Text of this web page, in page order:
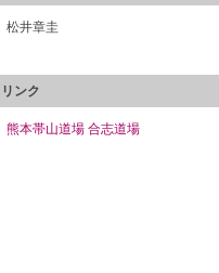
松井章圭
リンク
熊本帯山道場 合志道場